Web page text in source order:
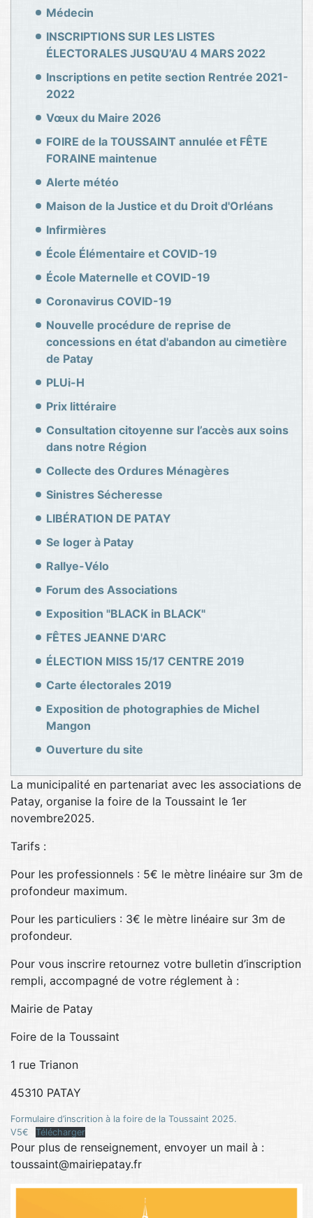
Médecin
INSCRIPTIONS SUR LES LISTES
ÉLECTORALES JUSQU’AU 4 MARS 2022
Inscriptions en petite section Rentrée 2021-
2022
Vœux du Maire 2026
FOIRE de la TOUSSAINT annulée et FÊTE
FORAINE maintenue
Alerte météo
Maison de la Justice et du Droit d'Orléans
Infirmières
École Élémentaire et COVID-19
École Maternelle et COVID-19
Coronavirus COVID-19
Nouvelle procédure de reprise de
concessions en état d'abandon au cimetière
de Patay
PLUi-H
Prix littéraire
Consultation citoyenne sur l’accès aux soins
dans notre Région
Collecte des Ordures Ménagères
Sinistres Sécheresse
LIBÉRATION DE PATAY
Se loger à Patay
Rallye-Vélo
Forum des Associations
Exposition "BLACK in BLACK"
FÊTES JEANNE D'ARC
ÉLECTION MISS 15/17 CENTRE 2019
Carte électorales 2019
Exposition de photographies de Michel
Mangon
Ouverture du site
La municipalité en partenariat avec les associations de
Patay, organise la foire de la Toussaint le 1er
novembre2025.
Tarifs :
Pour les professionnels : 5€ le mètre linéaire sur 3m de
profondeur maximum.
Pour les particuliers : 3€ le mètre linéaire sur 3m de
profondeur.
Pour vous inscrire retournez votre bulletin d’inscription
rempli, accompagné de votre réglement à :
Mairie de Patay
Foire de la Toussaint
1 rue Trianon
45310 PATAY
Formulaire d’inscrition à la foire de la Toussaint 2025.
V5€
Télécharger
Pour plus de renseignement, envoyer un mail à :
toussaint@mairiepatay.fr